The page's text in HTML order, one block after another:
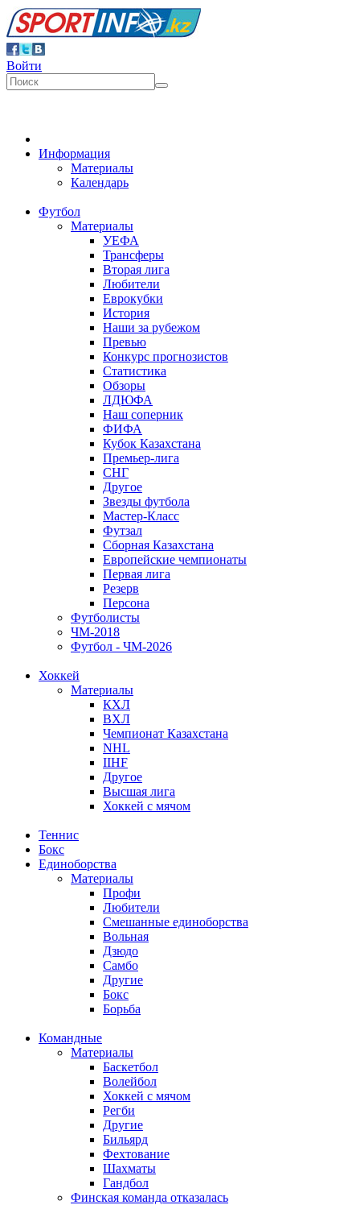
Войти
Информация
Материалы
Календарь
Футбол
Материалы
УЕФА
Трансферы
Вторая лига
Любители
Еврокубки
История
Наши за рубежом
Превью
Конкурс прогнозистов
Статистика
Обзоры
ЛДЮФА
Наш соперник
ФИФА
Кубок Казахстана
Премьер-лига
СНГ
Другое
Звезды футбола
Мастер-Класс
Футзал
Сборная Казахстана
Европейские чемпионаты
Первая лига
Резерв
Персона
Футболисты
ЧМ-2018
Футбол - ЧМ-2026
Хоккей
Материалы
КХЛ
ВХЛ
Чемпионат Казахстана
NHL
IIHF
Другое
Высшая лига
Хоккей с мячом
Теннис
Бокс
Единоборства
Материалы
Профи
Любители
Смешанные единоборства
Вольная
Дзюдо
Самбо
Другие
Бокс
Борьба
Командные
Материалы
Баскетбол
Волейбол
Хоккей с мячом
Регби
Другие
Бильярд
Фехтование
Шахматы
Гандбол
Финская команда отказалась